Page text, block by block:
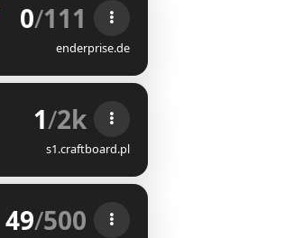
SkyBlock Urban
0/111
enderprise.de
1/2k
s1.craftboard.pl
49/500